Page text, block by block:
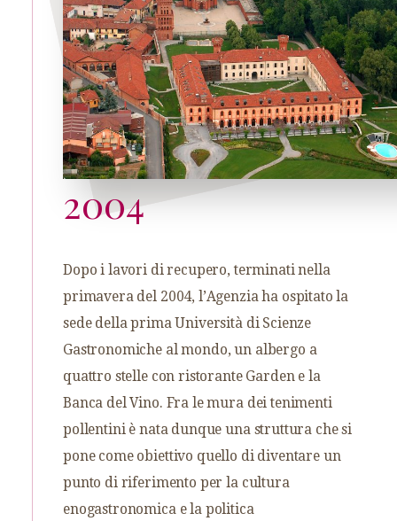
2004
Dopo i lavori di recupero, terminati nella
primavera del 2004, l’Agenzia ha ospitato la
sede della prima Università di Scienze
Gastronomiche al mondo, un albergo a
quattro stelle con ristorante Garden e la
Banca del Vino. Fra le mura dei tenimenti
pollentini è nata dunque una struttura che si
pone come obiettivo quello di diventare un
punto di riferimento per la cultura
enogastronomica e la politica